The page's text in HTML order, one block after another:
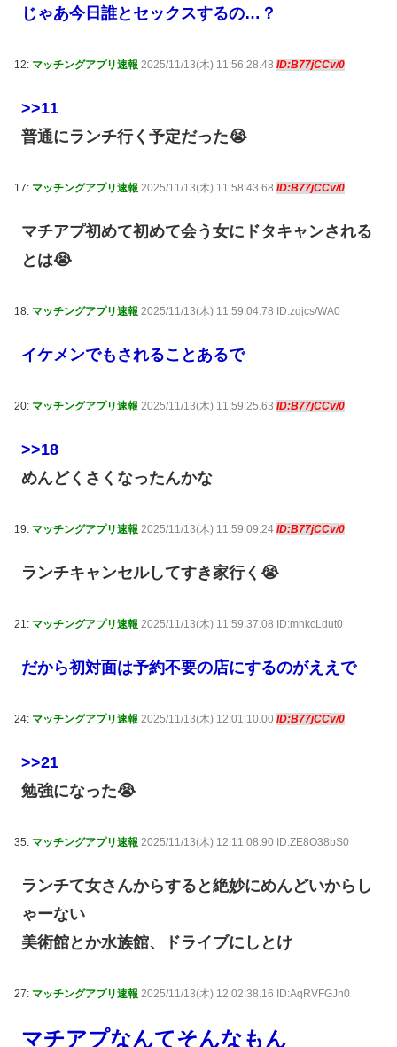
じゃあ今日誰とセックスするの…？
12: マッチングアプリ速報 2025/11/13(木) 11:56:28.48 ID:B77jCCv/0
>>11
普通にランチ行く予定だった😭
17: マッチングアプリ速報 2025/11/13(木) 11:58:43.68 ID:B77jCCv/0
マチアプ初めて初めて会う女にドタキャンされる
とは😭
18: マッチングアプリ速報 2025/11/13(木) 11:59:04.78 ID:zgjcs/WA0
イケメンでもされることあるで
20: マッチングアプリ速報 2025/11/13(木) 11:59:25.63 ID:B77jCCv/0
>>18
めんどくさくなったんかな
19: マッチングアプリ速報 2025/11/13(木) 11:59:09.24 ID:B77jCCv/0
ランチキャンセルしてすき家行く😭
21: マッチングアプリ速報 2025/11/13(木) 11:59:37.08 ID:mhkcLdut0
だから初対面は予約不要の店にするのがええで
24: マッチングアプリ速報 2025/11/13(木) 12:01:10.00 ID:B77jCCv/0
>>21
勉強になった😭
35: マッチングアプリ速報 2025/11/13(木) 12:11:08.90 ID:ZE8O38bS0
ランチて女さんからすると絶妙にめんどいからし
ゃーない
美術館とか水族館、ドライブにしとけ
27: マッチングアプリ速報 2025/11/13(木) 12:02:38.16 ID:AqRVFGJn0
マチアプなんてそんなもん